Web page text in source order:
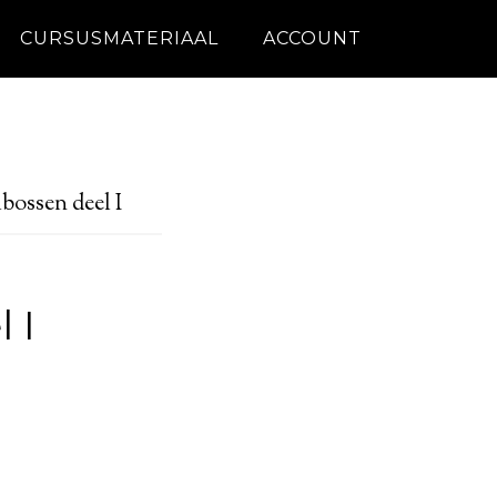
CURSUSMATERIAAL ACCOUNT
deel I
I